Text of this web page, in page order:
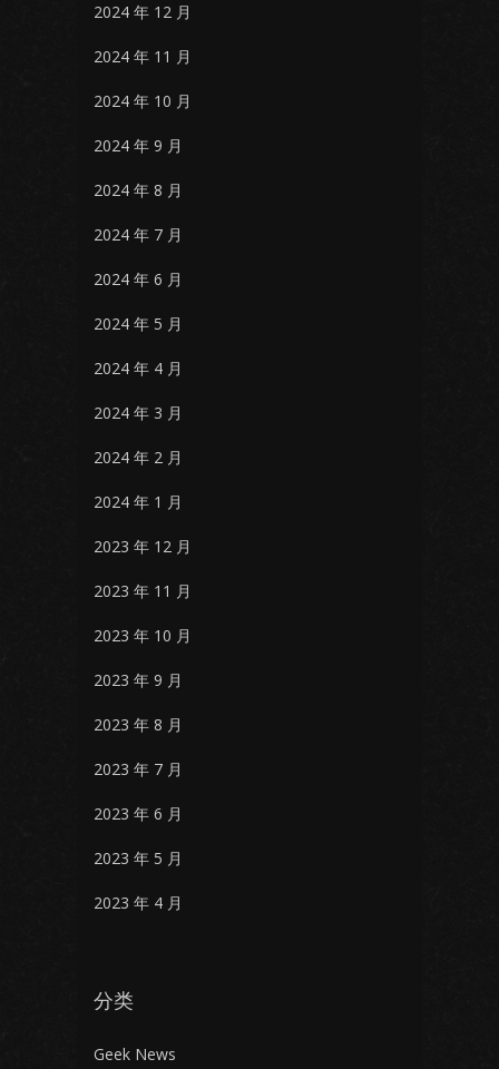
2024 年 12 月
2024 年 11 月
2024 年 10 月
2024 年 9 月
2024 年 8 月
2024 年 7 月
2024 年 6 月
2024 年 5 月
2024 年 4 月
2024 年 3 月
2024 年 2 月
2024 年 1 月
2023 年 12 月
2023 年 11 月
2023 年 10 月
2023 年 9 月
2023 年 8 月
2023 年 7 月
2023 年 6 月
2023 年 5 月
2023 年 4 月
分类
Geek News